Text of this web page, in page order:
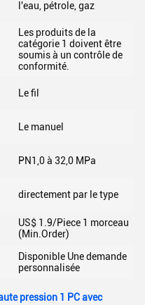
l'eau, pétrole, gaz
Les produits de la
catégorie 1 doivent être
soumis à un contrôle de
conformité.
Le fil
Le manuel
PN1,0 à 32,0 MPa
directement par le type
US$ 1.9/Piece 1 morceau
(Min.Order)
Disponible Une demande
personnalisée
pression 1 PC avec